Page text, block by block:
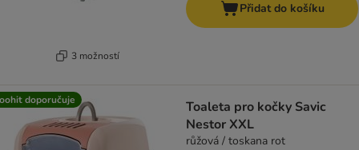
3 možností
Přidat do košíku
doporučuje
Toaleta pro kočky Savic
Nestor XXL
růžová / toskana rot